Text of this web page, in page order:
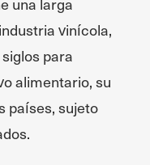
vinícola,
para
alimentario, su
países, sujeto